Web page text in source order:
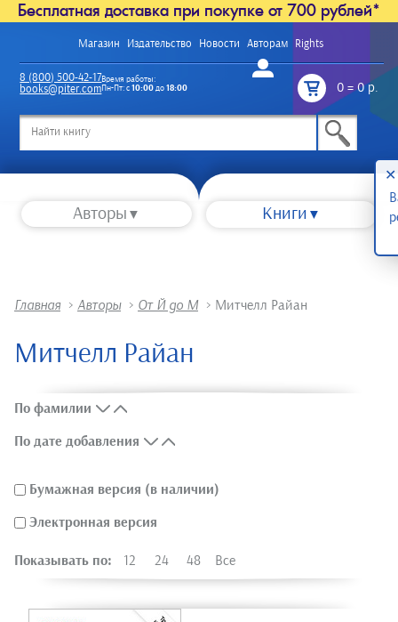
Бесплатная доставка при покупке от 700 рублей*
Магазин Издательство Новости Авторам Rights
Войти
0=0 р.
8 (800) 500-42-17
books@piter.com
Время работы:
Пн-Пт: с10:00до18:00
Авторы Книги
Главная > Авторы > От Й до М > Митчелл Райан
Митчелл Райан
По фамилии
По дате добавления
Бумажная версия (в наличии)
Электронная версия
Показывать по: 12 24 48 Все
✕